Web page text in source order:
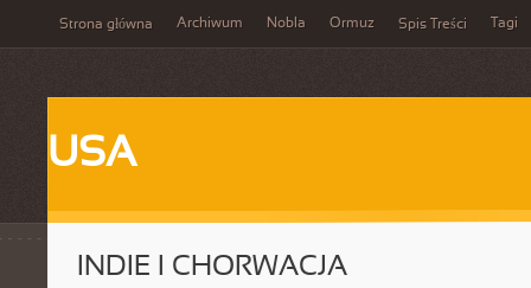
Strona główna Archiwum Nobla Ormuz Spis Treści Tagi
USA
INDIE I CHORWACJA